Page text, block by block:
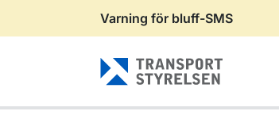
Gå till sidans innehåll
Varning för bluff-SMS